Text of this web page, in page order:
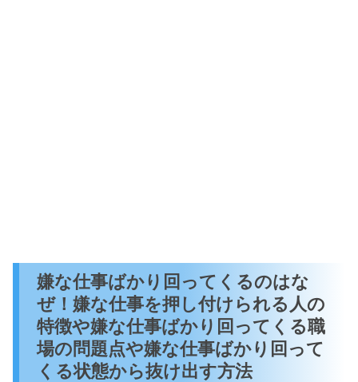
嫌な仕事ばかり回ってくるのはな
ぜ！嫌な仕事を押し付けられる人の
特徴や嫌な仕事ばかり回ってくる職
場の問題点や嫌な仕事ばかり回って
くる状態から抜け出す方法